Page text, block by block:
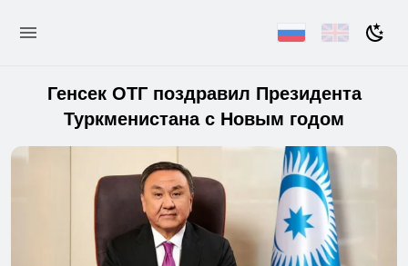
Генсек ОТГ поздравил Президента
Туркменистана с Новым годом